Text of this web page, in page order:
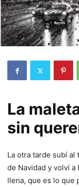
La
sin
La otra tarde subí al
de Navidad y volví a
llena, que es lo que